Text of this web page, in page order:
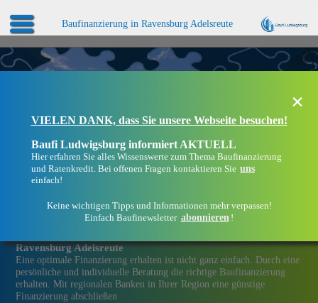
Baufinanzierung in Ravensburg Adelsreute
Ravensburg Adelsreute
Eine optimale Finanzierung erhalten ist nicht ganz einfach. Durch eine
persönliche und individuelle Beratung die richtige Baufinanzierung
erhalten. Mit regionalen Banken in Ihrer Region eine günstige
Finanzierung abschließen
×
VIELEN DANK, dass Sie unsere Webseite besuchen!
Baufi Ludwigsburg informiert AKTUELL
Hier erfahren Sie alles Wissenswerte zum Thema Baufinanzierung
und Ratenkredit. Bei offenen Fragen kontaktieren Sie uns
einfach!
Keine wichtigen Tipps und Informationen mehr verpassen!
Einfach Baufinewsletter abonnieren !